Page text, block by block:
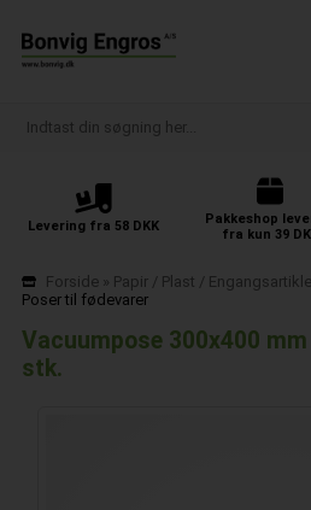
Levering fra 58 DKK
Pakkeshop
fra kun 39
Forside» Papir / Plast /
Poser til fødevarer
Vacuumpose 300x400
stk.